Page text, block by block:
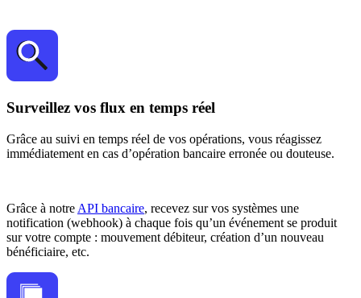
Surveillez vos flux en temps réel
Grâce au suivi en temps réel de vos opérations, vous réagissez
immédiatement en cas d’opération bancaire erronée ou douteuse.
Grâce à notre API bancaire, recevez sur vos systèmes une
notification (webhook) à chaque fois qu’un événement se produit
sur votre compte : mouvement débiteur, création d’un nouveau
bénéficiaire, etc.